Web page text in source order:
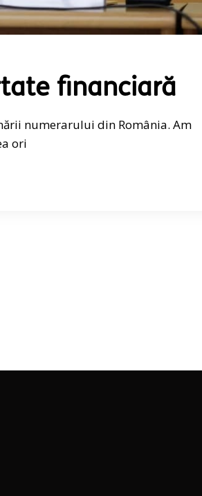
financiară
numerarului din România. Am
ori